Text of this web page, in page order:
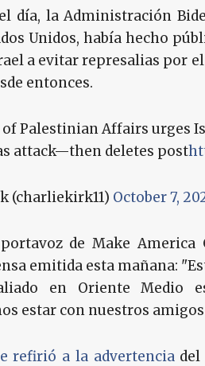
día, la Administración
Unidos, había hecho
a evitar represalias por
entonces.
of Palestinian Affairs urges
attack—then deletes post
(charliekirk11) October 7,
de Make
emitida esta mañana:
en Oriente Medio
estar con nuestros
refirió a la advertenciadel